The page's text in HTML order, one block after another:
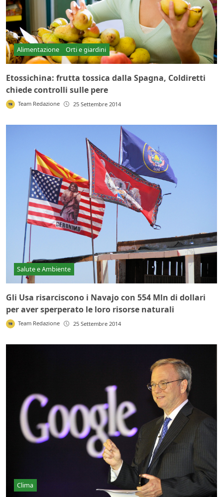
Alimentazione Orti e giardini
Etossichina: frutta tossica dalla Spagna, Coldiretti
chiede controlli sulle pere
Team Redazione 25 Settembre 2014
Salute e Ambiente
Gli Usa risarciscono i Navajo con 554 Mln di dollari
per aver sperperato le loro risorse naturali
Team Redazione 25 Settembre 2014
Clima